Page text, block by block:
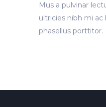
Mus a pulvinar
ultricies nibh mi ac
phasellus porttitor.